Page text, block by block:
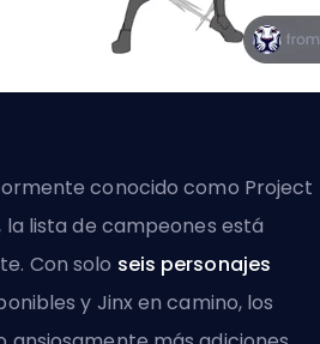
conocido como Project
lista de campeones está
Con solo seis personajes
y Jinx en camino, los